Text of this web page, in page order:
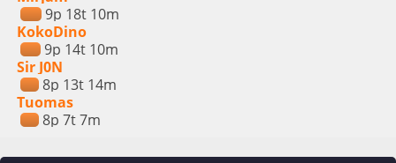
9p 18t 10m
KokoDino
9p 14t 10m
Sir J0N
8p 13t 14m
Tuomas
8p 7t 7m